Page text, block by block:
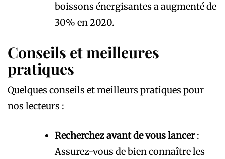
boissons énergisantes a augmenté de
30% en 2020.
Conseils et meilleures
pratiques
Quelques conseils et meilleurs pratiques pour
nos lecteurs :
Recherchez avant de vous lancer:
Assurez-vous de bien connaître les